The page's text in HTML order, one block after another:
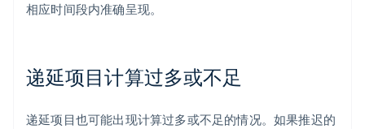
相应时间段内准确呈现。
递延项目计算过多或不足
递延项目也可能出现计算过多或不足的情况。如果推迟的